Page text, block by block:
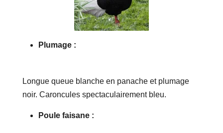
Plumage :
Longue queue blanche en panache et plumage
noir. Caroncules spectaculairement bleu.
Poule faisane :